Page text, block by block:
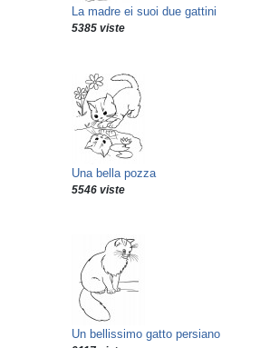
La madre ei suoi due gattini
5385 viste
Una bella pozza
5546 viste
Un bellissimo gatto persiano